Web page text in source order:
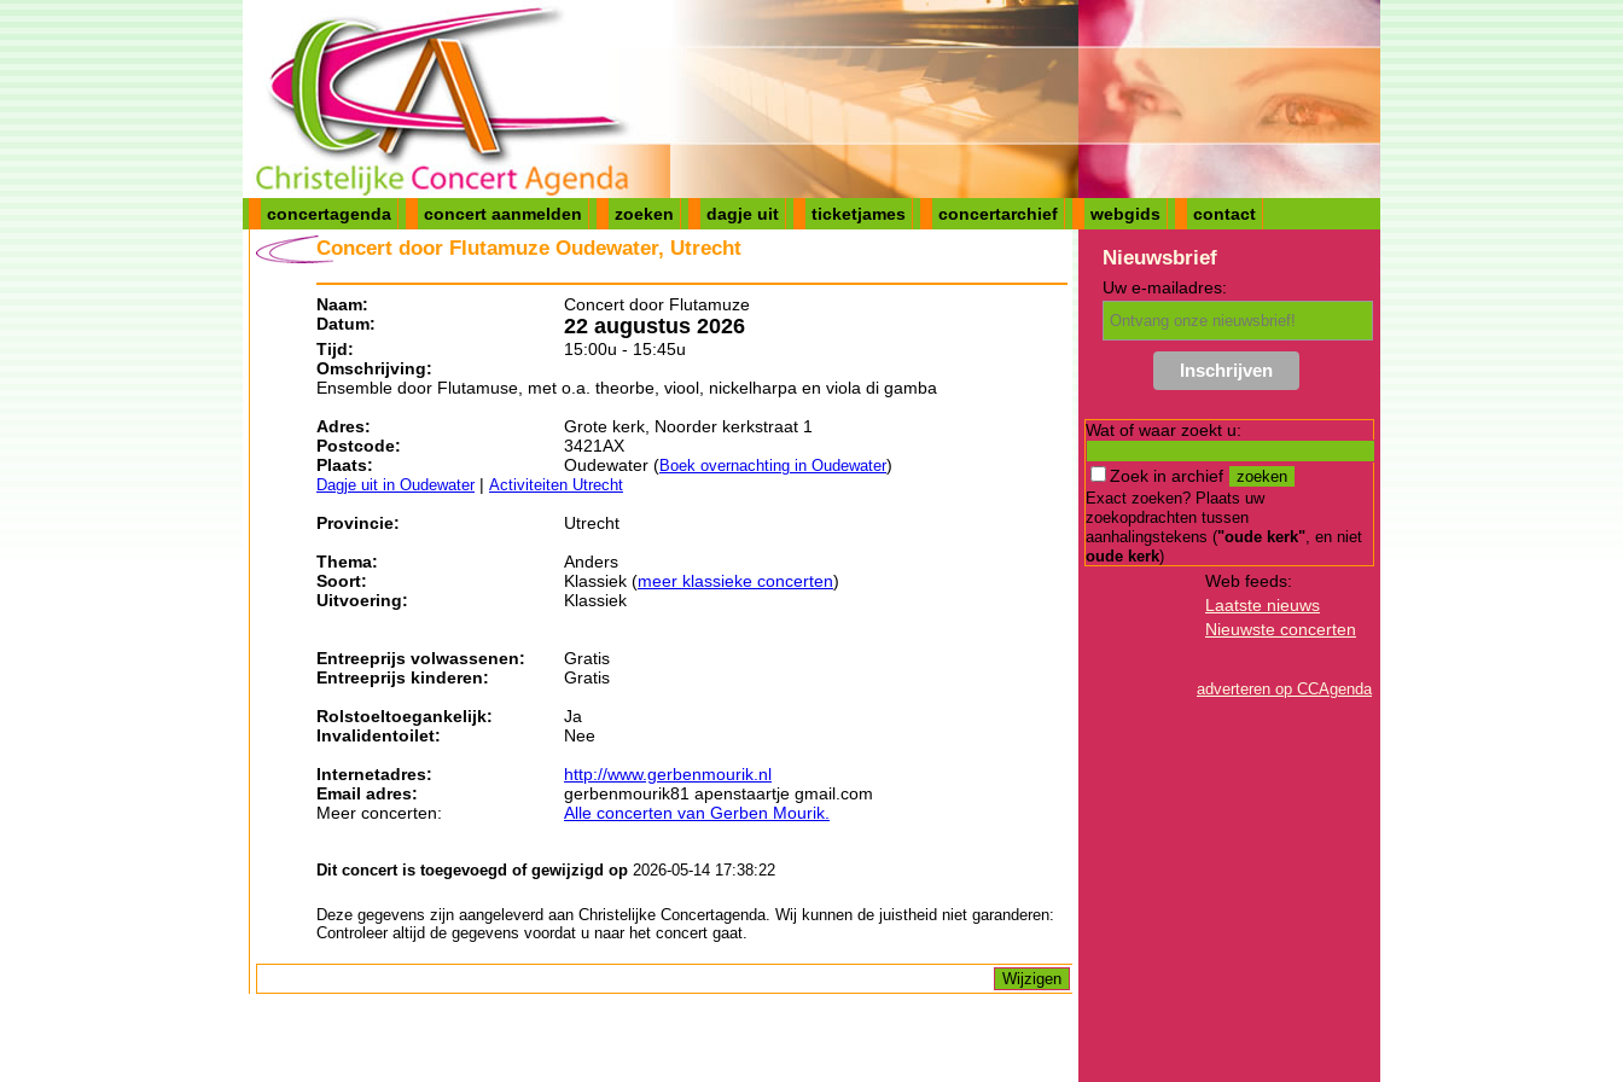
concertagenda concert aanmelden zoeken dagje uit ticketjames concertarchief webgids contact
Concert door Flutamuze Oudewater, Utrecht
Naam:
Concert door Flutamuze
Datum:
22 augustus 2026
Tijd:
15:00u - 15:45u
Omschrijving:
Ensemble door Flutamuse, met o.a. theorbe, viool, nickelharpa en viola di gamba
Adres:
Grote kerk, Noorder kerkstraat 1
Postcode:
3421AX
Plaats:
Oudewater (Boek overnachting in Oudewater)
Dagje uit in Oudewater| Activiteiten Utrecht
Provincie:
Utrecht
Thema:
Anders
Soort:
Klassiek (meer klassieke concerten)
Uitvoering:
Klassiek
Entreeprijs volwassenen:
Gratis
Entreeprijs kinderen:
Gratis
Rolstoeltoegankelijk:
Ja
Invalidentoilet:
Nee
Internetadres:
http://www.gerbenmourik.nl
Email adres:
gerbenmourik81 apenstaartje gmail.com
Meer concerten:
Alle concerten van Gerben Mourik.
Dit concert is toegevoegd of gewijzigd op 2026-05-14 17:38:22
Deze gegevens zijn aangeleverd aan Christelijke Concertagenda. Wij kunnen de juistheid niet garanderen:
Controleer altijd de gegevens voordat u naar het concert gaat.
Nieuwsbrief
Uw e-mailadres:
Wat of waar zoekt u:
Zoek in archief
Exact zoeken? Plaats uw
zoekopdrachten tussen
aanhalingstekens ("oude kerk", en niet
oude kerk)
Web feeds:
Laatste nieuws
Nieuwste concerten
adverteren op CCAgenda